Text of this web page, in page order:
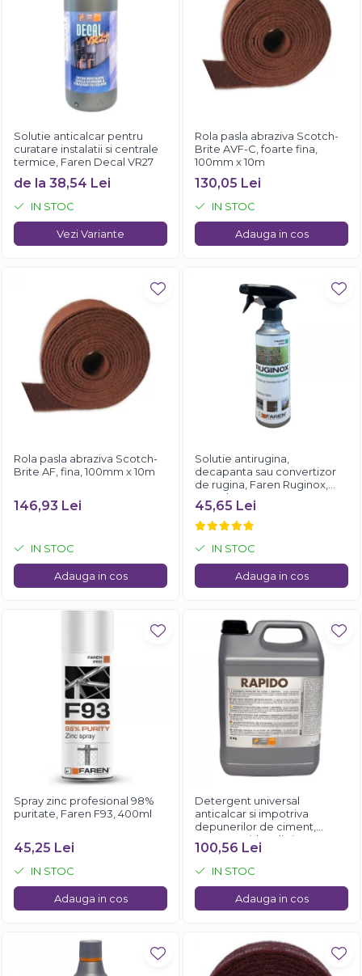
Solutie anticalcar pentru
curatare instalatii si centrale
termice, Faren Decal VR27
de la 38,54 Lei
IN STOC
Vezi Variante
Rola pasla abraziva Scotch-
Brite AVF-C, foarte fina,
100mm x 10m
130,05 Lei
IN STOC
Adauga in cos
Rola pasla abraziva Scotch-
Brite AF, fina, 100mm x 10m
146,93 Lei
IN STOC
Adauga in cos
Solutie antirugina,
decapanta sau convertizor
de rugina, Faren Ruginox,
250 ml
45,65 Lei
IN STOC
Adauga in cos
Spray zinc profesional 98%
puritate, Faren F93, 400ml
45,25 Lei
IN STOC
Adauga in cos
Detergent universal
anticalcar si impotriva
depunerilor de ciment,
Faren Rapido, 5 litri
100,56 Lei
IN STOC
Adauga in cos